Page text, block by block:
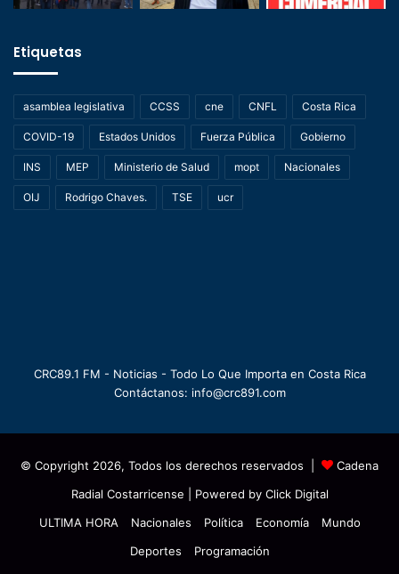
Etiquetas
asamblea legislativa CCSS cne CNFL Costa Rica
COVID-19 Estados Unidos Fuerza Pública Gobierno
INS MEP Ministerio de Salud mopt Nacionales
OIJ Rodrigo Chaves. TSE ucr
CRC89.1 FM - Noticias - Todo Lo Que Importa en Costa Rica
Contáctanos: info@crc891.com
© Copyright 2026, Todos los derechos reservados |
Cadena
Radial Costarricense | Powered by Click Digital
ULTIMA HORA
Nacionales Política Economía
Mundo
Deportes
Programación